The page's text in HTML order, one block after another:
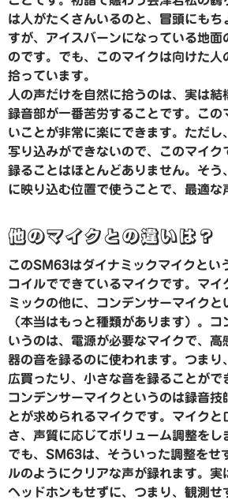
は人がたくさんいるのと、冒頭にもち
すが、アイスバーンになっている地面
のです。でも、このマイクは向けた人
拾っています。
人の声だけを自然に拾うのは、実は結
録音部が一番苦労することです。この
いことが非常に楽にできます。ただし
写り込みができないので、このマイク
録ることはほとんどありません。そう
に映り込む位置で使うことで、最適な
他のマイクとの違いは？
このSM63はダイナミックマイクとい
コイルでできているマイクです。マイ
ミックの他に、コンデンサーマイクと
（本当はもっと種類があります）。
いうのは、電源が必要なマイクで、高
器の音を録るのに使われます。つまり
広買ったり、小さな音を録ることがで
コンデンサーマイクというのは録音技
とが求められるマイクです。マイクと
さ、声質に応じてボリューム調整をし
でも、SM63は、そういった調整をせ
ルのようにクリアな声が録れます。実
ヘッドホンもせずに、つまり、観測せ